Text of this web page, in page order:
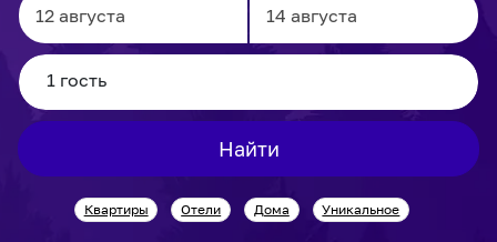
Navigate
forward
to
interact
with
calendar
Navigate
to
interact
with
calendar
Найти
Квартиры Отели Дома Уникальное